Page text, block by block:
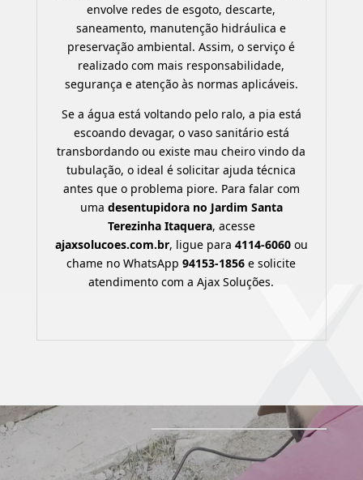
envolve redes de esgoto, descarte,
saneamento, manutenção hidráulica e
preservação ambiental. Assim, o serviço é
realizado com mais responsabilidade,
segurança e atenção às normas aplicáveis.
Se a água está voltando pelo ralo, a pia está
escoando devagar, o vaso sanitário está
transbordando ou existe mau cheiro vindo da
tubulação, o ideal é solicitar ajuda técnica
antes que o problema piore. Para falar com
uma desentupidora no Jardim Santa
Terezinha Itaquera, acesse
ajaxsolucoes.com.br, ligue para 4114-6060ou
chame no WhatsApp94153-1856 e solicite
atendimento com a Ajax Soluções.